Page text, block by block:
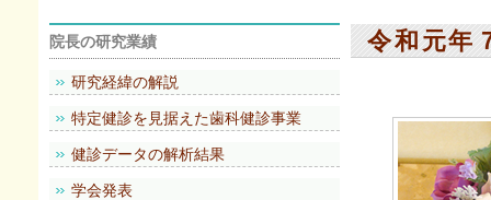
令和元年
院長の研究業績
研究経緯の解説
特定健診を見据えた歯科健診事業
健診データの解析結果
学会発表